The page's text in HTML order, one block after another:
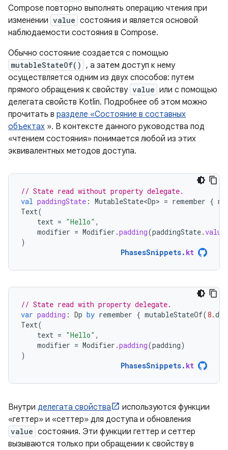
Compose повторно выполнять операцию чтения при
изменении value состояния и является основой
наблюдаемости состояния в Compose.
Обычно состояние создается с помощью
mutableStateOf()
, а затем доступ к нему
осуществляется одним из двух способов: путем
прямого обращения к свойству value или с помощью
делегата свойств Kotlin. Подробнее об этом можно
прочитать в разделе «Состояние в составных
объектах ». В контексте данного руководства под
«чтением состояния» понимается любой из этих
эквивалентных методов доступа.
// State read without property delegate.
val paddingState : MutableState<Dp> = remember {
Text(
text = "Hello" ,
modifier = Modifier .padding(paddingState.value
)
PhasesSnippets. kt
// State read with property delegate.
var padding : Dp by remember { mutableStateOf(8.dp
Text(
text = "Hello" ,
modifier = Modifier .padding(padding)
)
PhasesSnippets. kt
Внутри делегата свойства
используются функции
«геттер» и «сеттер» для доступа и обновления
value состояния. Эти функции геттер и сеттер
вызываются только при обращении к свойству в